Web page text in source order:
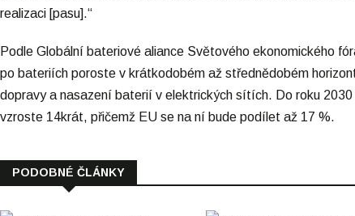
realizaci [pasu].“
Podle Globální bateriové aliance Světového ekonomického
po bateriích poroste v krátkodobém až střednědobém
dopravy a nasazení baterií v elektrických sítích. Do roku
vzroste 14krát, přičemž EU se na ní bude podílet až 17 %.
PODOBNÉ ČLÁNKY